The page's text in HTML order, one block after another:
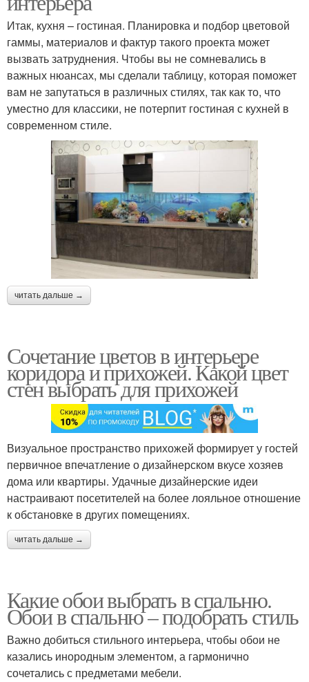
Итак, кухня – гостиная. Планировка и подбор цветовой
гаммы, материалов и фактур такого проекта может
вызвать затруднения. Чтобы вы не сомневались в
важных нюансах, мы сделали таблицу, которая поможет
вам не запутаться в различных стилях, так как то, что
уместно для классики, не потерпит гостиная с кухней в
современном стиле.
читать дальше →
Сочетание цветов в интерьере
коридора и прихожей. Какой цвет
стен выбрать для прихожей
Визуальное пространство прихожей формирует у гостей
первичное впечатление о дизайнерском вкусе хозяев
дома или квартиры. Удачные дизайнерские идеи
настраивают посетителей на более лояльное отношение
к обстановке в других помещениях.
читать дальше →
Какие обои выбрать в спальню.
Обои в спальню – подобрать стиль
Важно добиться стильного интерьера, чтобы обои не
казались инородным элементом, а гармонично
сочетались с предметами мебели.